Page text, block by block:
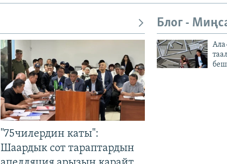
"75чилердин каты":
Шаардык сот тараптардын
Блог -